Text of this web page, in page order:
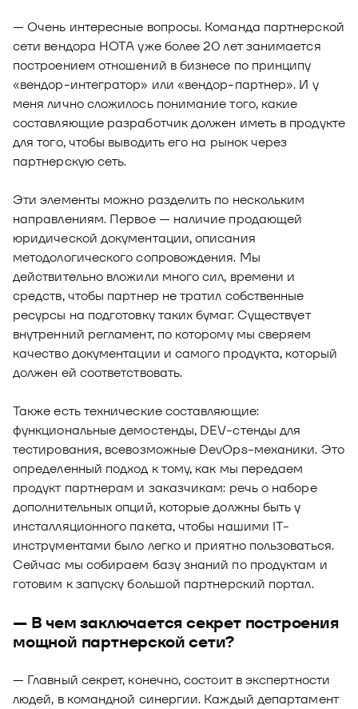
— Очень интересные вопросы. Команда партнерской
сети вендора НОТА уже более 20 лет занимается
построением отношений в бизнесе по принципу
«вендор-интегратор» или «вендор-партнер». И у
меня лично сложилось понимание того, какие
составляющие разработчик должен иметь в продукте
для того, чтобы выводить его на рынок через
партнерскую сеть.
Эти элементы можно разделить по нескольким
направлениям. Первое — наличие продающей
юридической документации, описания
методологического сопровождения. Мы
действительно вложили много сил, времени и
средств, чтобы партнер не тратил собственные
ресурсы на подготовку таких бумаг. Существует
внутренний регламент, по которому мы сверяем
качество документации и самого продукта, который
должен ей соответствовать.
Также есть технические составляющие:
функциональные демостенды, DEV-стенды для
тестирования, всевозможные DevOps-механики. Это
определенный подход к тому, как мы передаем
продукт партнерам и заказчикам: речь о наборе
дополнительных опций, которые должны быть у
инсталляционного пакета, чтобы нашими IT-
инструментами было легко и приятно пользоваться.
Сейчас мы собираем базу знаний по продуктам и
готовим к запуску большой партнерский портал.
— В чем заключается секрет построения
мощной партнерской сети?
— Главный секрет, конечно, состоит в экспертности
людей, в командной синергии. Каждый департамент